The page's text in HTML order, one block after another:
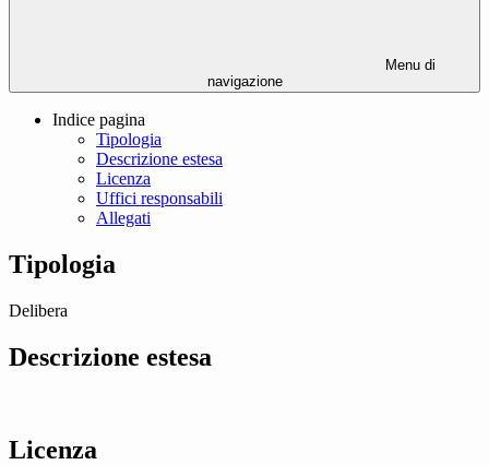
Menu di
navigazione
Indice pagina
Tipologia
Descrizione estesa
Licenza
Uffici responsabili
Allegati
Tipologia
Delibera
Descrizione estesa
Licenza